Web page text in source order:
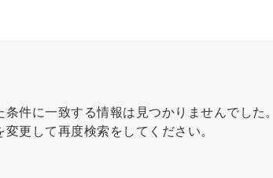
条件に一致する情報は見つかりませんでした。
変更して再度検索をしてください。